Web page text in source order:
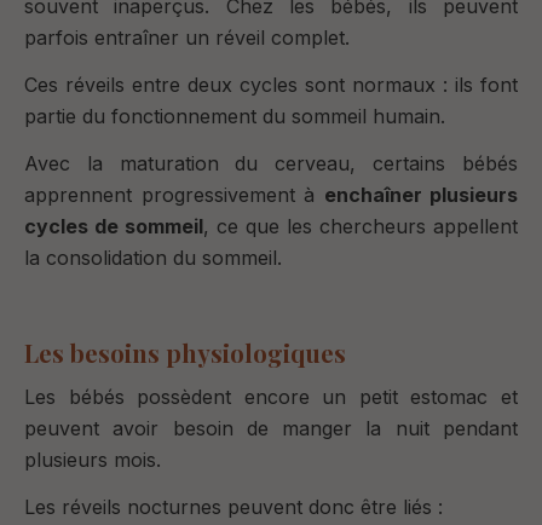
souvent inaperçus. Chez les bébés, ils peuvent
parfois entraîner un réveil complet.
Ces réveils entre deux cycles sont normaux : ils font
partie du fonctionnement du sommeil humain.
Avec la maturation du cerveau, certains bébés
apprennent progressivement à enchaîner plusieurs
cycles de sommeil, ce que les chercheurs appellent
la consolidation du sommeil.
Les besoins physiologiques
Les bébés possèdent encore un petit estomac et
peuvent avoir besoin de manger la nuit pendant
plusieurs mois.
Les réveils nocturnes peuvent donc être liés :